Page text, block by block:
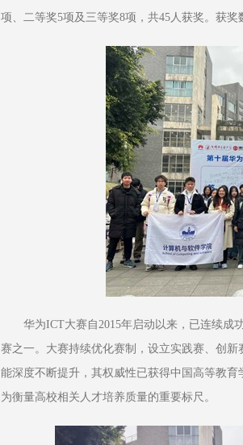
项、二等奖5项及三等奖8项，共45人获奖。获
华为ICT大赛自2015年启动以来，已连续成
赛之一。大赛持续优化赛制，设立实践赛、创
能深度不断提升，其权威性已获得中国高等教
为衡量高校相关人才培养质量的重要标尺。